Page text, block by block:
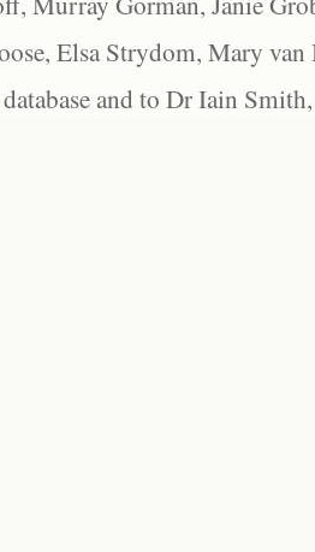
Elsa Strydom, Mary
and to Dr Iain